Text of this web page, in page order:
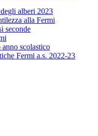
alberi 2023
alla Fermi
seconde
scolastico
Fermi a.s. 2022-23